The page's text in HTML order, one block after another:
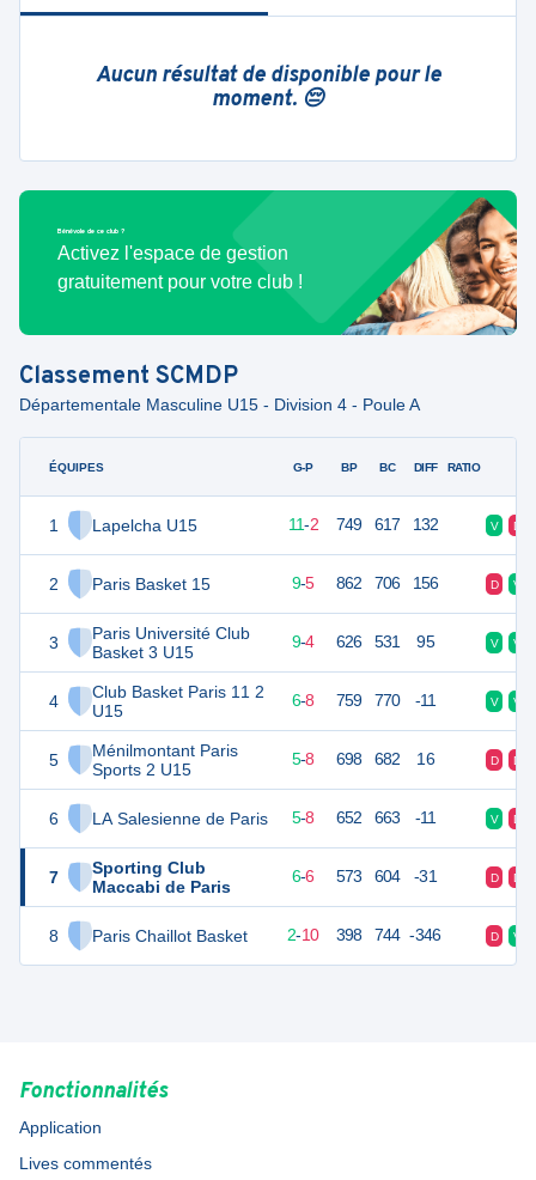
Aucun résultat de disponible pour le
moment. 😔
Bénévole de ce club ?
Activez l'espace de gestion
gratuitement pour votre club !
Classement SCMDP
Départementale Masculine U15 - Division 4 - Poule A
ÉQUIPES
1 Lapelcha U15
2 Paris Basket 15
3
Paris Université Club
Basket 3 U15
4
Club Basket Paris 11 2
U15
5
Ménilmontant Paris
Sports 2 U15
6 LA Salesienne de Paris
7
Sporting Club
Maccabi de Paris
8 Paris Chaillot Basket
G-P BP BC DIFF RATIO
11-2 749 617 132 V D
23 9-5 862 706 156 D V
22 13 9-4 626 531 95 V V
20 14 6-8 759 770 -11 V V
18 5-8 698 682 16 D D
18 13 5-8 652 663 -11 V D
18 6-6 573 604 -31 D D
14 2-10 398 744 -346 D V
Fonctionnalités
Application
Lives commentés